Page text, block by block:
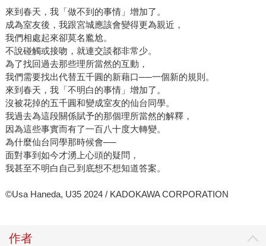
來到春天，我「做不到的事情」增加了。
成為室友後，我跟宮城應該會變得更為親近，
我們相處起來卻莫名尷尬。
不說碰觸或接吻，就連交談都非常少。
為了找回過去那些理所當然的互動，
我們需要找出代替五千圓的新藉口──一個新的規則。
來到春天，我「不明白的事情」增加了。
沒被花掉的五千圓和變成室友的仙台同學。
我過去為這段關係賦予的那個理所當然的解釋，
因為這些事實而有了一百八十度大轉變。
為什麼仙台同學那時候會──
面對事到如今才湧上心頭的疑問，
我甚至不明白自己到底想不想知道答案。
©Usa Haneda, U35 2024 / KADOKAWA CORPORATION
作者